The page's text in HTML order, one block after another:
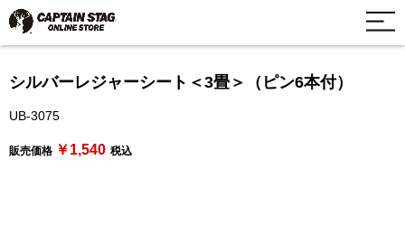
シルバーレジャーシート＜3畳＞（ピン6本付）
UB-3075
販売価格 ￥1,540 税込